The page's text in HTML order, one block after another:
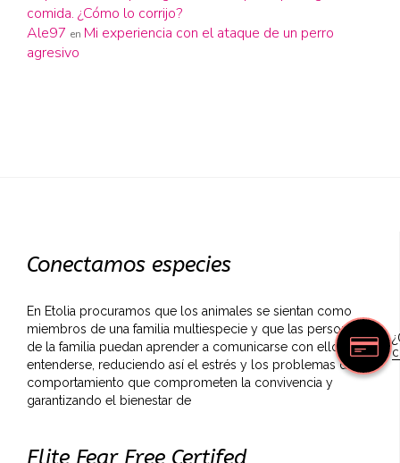
comida. ¿Cómo lo corrijo?
Ale97 en Mi experiencia con el ataque de un perro
agresivo
Conectamos especies
En Etolia procuramos que los animales se sientan como
miembros de una familia multiespecie y que las personas
de la familia puedan aprender a comunicarse con ellos y a
entenderse, reduciendo así el estrés y los problemas de
comportamiento que comprometen la convivencia y
garantizando el bienestar de
Elite Fear Free Certifed